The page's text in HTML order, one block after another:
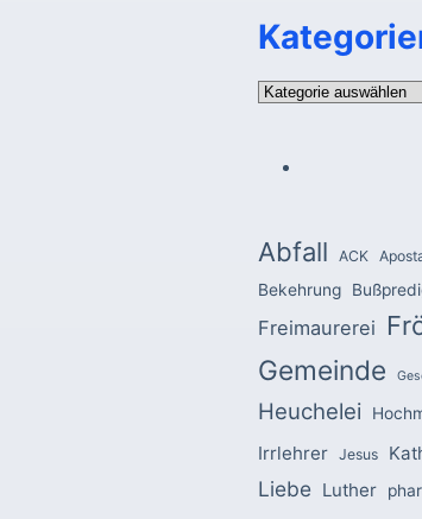
Kategorien
Abfall ACK
Bekehrung
Freimaurerei
Gemeinde
Heuchelei
Irrlehrer Jesus
Liebe Luther